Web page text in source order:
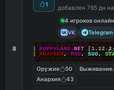
8
1
добавлен 765 дн
4 игроков онлайн
VK
Telegram
POPPYLAND. NET
АНАРХИЯ, MSO, SUO,
Оружие 50 Выживание
Анархия
43